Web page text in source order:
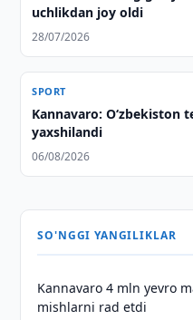
uchlikdan joy oldi
28/07/2026
SPORT
Kannavaro: O‘zbekiston
yaxshilandi
06/08/2026
SO'NGGI YANGILIKLAR
Kannavaro 4 mln yevro
mishlarni rad etdi